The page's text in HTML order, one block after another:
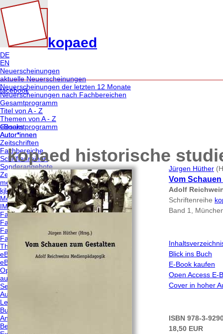
kopaed
DE
EN
Neuerscheinungen
aktuelle Neuerscheinungen
Neuerscheinungen der letzten 12 Monate
Neuerscheinungen nach Fachbereichen
Gesamtprogramm
Titel von A - Z
Themen von A - Z
eBooks
Autor*innen
Zeitschriften
Fachbereiche
Schriftenreihen
Sonderangebote
Zeitschriften
merz | medien + erziehung
kjl&m - forschung.schule.bibliothek
Medien & Altern
IMAGO | Zeitschrift für Kunstpädagogik
Fachbereiche | Themen
Fachbereich medien/pädagogik
Fachbereich kunst/pädagogik
Fachbereich kultur/pädagogik
Themen von A-Z
eBooks
eBooks kaufen
Open Access eBooks
autor*innen
Service
Autor*innen
Leser*innen
Buchhandel
Anzeigenkund*innen
Bestellmöglichkeiten
facebook
Gesamtprogramm
Autor*innen
kopaed historische
Jürgen Hüther
Vom
Adolf
Schriftenreihe
Band 1,
Blick ins Buch
E-Book kaufen
Open Access E-
Cover in hoher
ISBN 978-3-
18,50 EUR